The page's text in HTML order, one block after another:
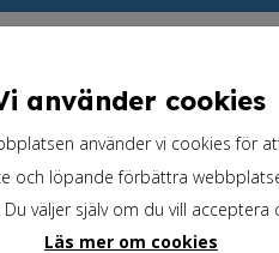
använder cookies
använder vi cookies för
och löpande förbättra
väljer själv om du vill acceptera
Läs mer om cookies